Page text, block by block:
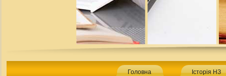
Головна Історія НЗ